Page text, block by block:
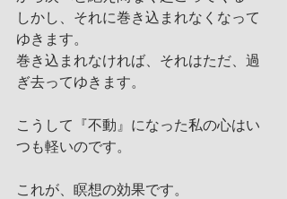
しかし、それに巻き込まれなくなって
ゆきます。
巻き込まれなければ、それはただ、過
ぎ去ってゆきます。
こうして『不動』になった私の心はい
つも軽いのです。
これが、瞑想の効果です。